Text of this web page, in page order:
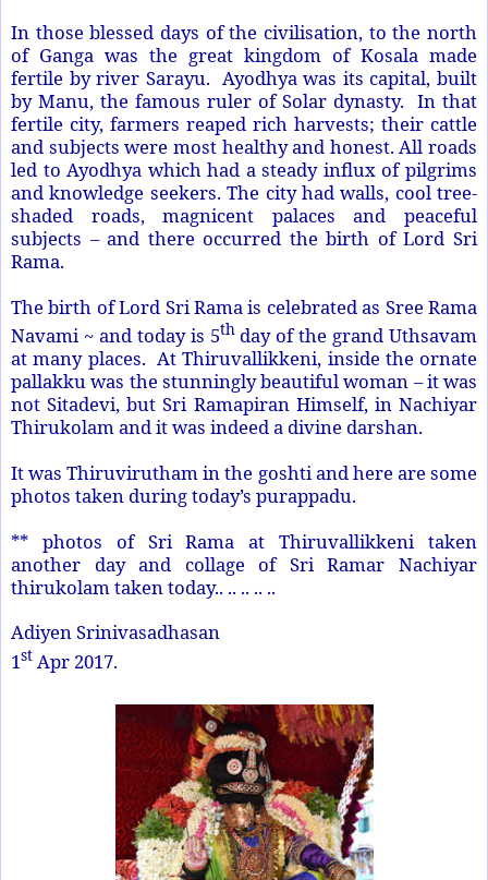
In those blessed days of the civilisation, to the north
of Ganga was the great kingdom of Kosala made
fertile by river Sarayu. Ayodhya was its capital, built
by Manu, the famous ruler of Solar dynasty. In that
fertile city, farmers reaped rich harvests; their cattle
and subjects were most healthy and honest. All roads
led to Ayodhya which had a steady influx of pilgrims
and knowledge seekers. The city had walls, cool tree-
shaded roads, magnicent palaces and peaceful
subjects – and there occurred the birth of Lord Sri
Rama.
The birth of Lord Sri Rama is celebrated as Sree Rama
Navami ~ and today is 5thday of the grand Uthsavam
at many places. At Thiruvallikkeni, inside the ornate
pallakku was the stunningly beautiful woman – it was
not Sitadevi, but Sri Ramapiran Himself, in Nachiyar
Thirukolam and it was indeed a divine darshan.
It was Thiruvirutham in the goshti and here are some
photos taken during today’s purappadu.
** photos of Sri Rama at Thiruvallikkeni taken
another day and collage of Sri Ramar Nachiyar
thirukolam taken today.. .. .. .. ..
Adiyen Srinivasadhasan
1st Apr 2017.